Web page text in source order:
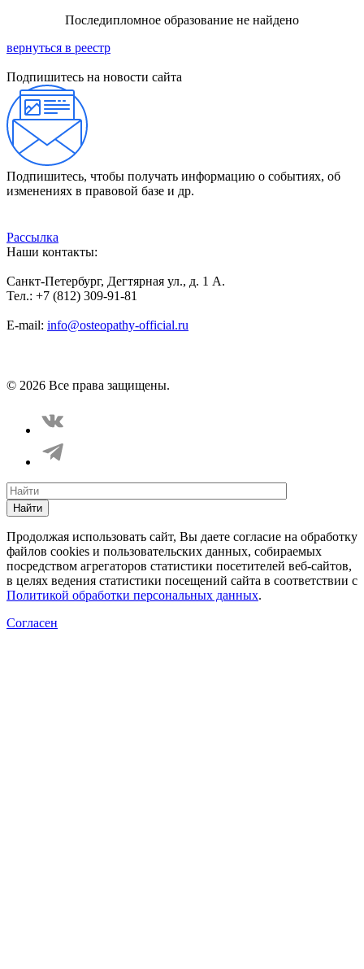
Последипломное образование не найдено
вернуться в реестр
Подпишитесь на новости сайта
Подпишитесь, чтобы получать информацию о событиях, об
изменениях в правовой базе и др.
Рассылка
Наши контакты:
Санкт-Петербург, Дегтярная ул., д. 1 А.
Тел.: +7 (812) 309-91-81
E-mail: info@osteopathy-official.ru
© 2026 Все права защищены.
Найти
Продолжая использовать сайт, Вы даете согласие на обработку
файлов cookies и пользовательских данных, собираемых
посредством агрегаторов статистики посетителей веб-сайтов,
в целях ведения статистики посещений сайта в соответствии с
Политикой обработки персональных данных.
Согласен